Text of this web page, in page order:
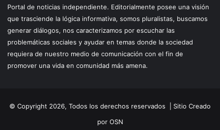
Portal de noticias independiente. Editorialmente posee una visión
que trasciende la lógica informativa, somos pluralistas, buscamos
generar diálogos, nos caracterizamos por escuchar las
problemáticas sociales y ayudar en temas donde la sociedad
requiera de nuestro medio de comunicación con el fin de
promover una vida en comunidad más amena.
© Copyright 2026, Todos los derechos reservados | Sitio Creado
por OSN